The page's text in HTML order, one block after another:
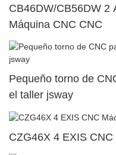
CB46DW/CB56DW 2
Máquina CNC CNC
Pequeño torno de
el taller jsway
CZG46X 4 EXIS